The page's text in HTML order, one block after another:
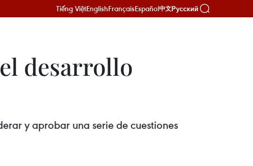
Tiếng ViệtEnglishFrançaisEspañol中文Русский
desarrollo
y aprobar una serie de cuestiones